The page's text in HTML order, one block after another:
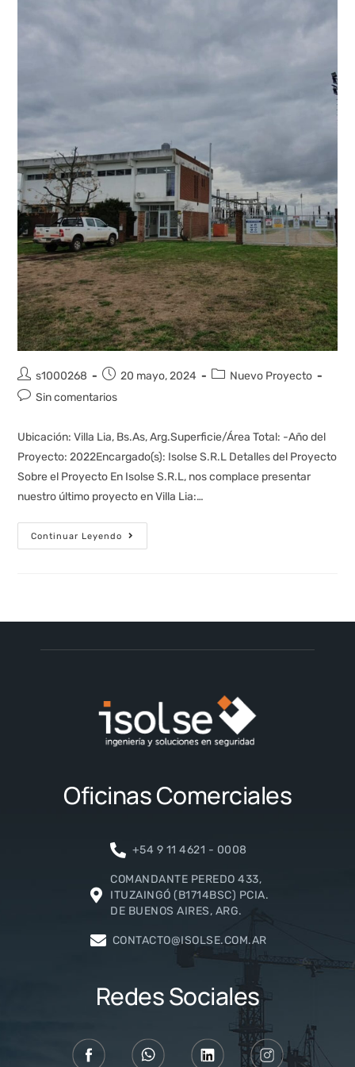
s1000268 20 mayo, 2024
Nuevo Proyecto
Sin comentarios
Ubicación: Villa Lia, Bs.As, Arg.Superficie/Área Total: -Año del
Proyecto: 2022Encargado(s): Isolse S.R.L Detalles del Proyecto
Sobre el Proyecto En Isolse S.R.L, nos complace presentar
nuestro último proyecto en Villa Lia:…
Continuar Leyendo
Oficinas Comerciales
+54 9 11 4621 - 0008
COMANDANTE PEREDO 433,
ITUZAINGÓ (B1714BSC) PCIA.
DE BUENOS AIRES, ARG.
CONTACTO@ISOLSE.COM.AR
Redes Sociales